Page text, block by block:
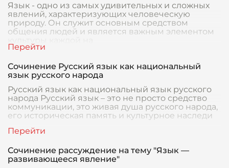
Язык - одно из самых удивительных и сложных
явлений, характеризующих человеческую
природу. Он служит основным средством
общения людей и является важным элементом
Сочинение Русский язык как национальный
язык русского народа
Русский язык как национальный язык русского
народа Русский язык – это не просто средство
коммуникации, это живая душа русского народа,
его историческая память и культурное наследи
Сочинение рассуждение на тему "Язык —
развивающееся явление"